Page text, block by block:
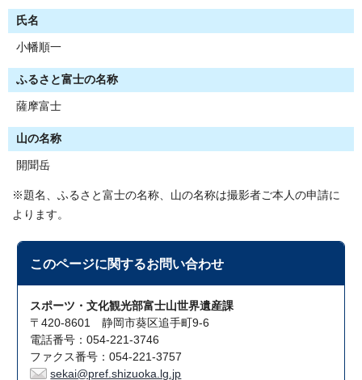
氏名
小幡順一
ふるさと富士の名称
薩摩富士
山の名称
開聞岳
※題名、ふるさと富士の名称、山の名称は撮影者ご本人の申請に
よります。
このページに関するお問い合わせ
スポーツ・文化観光部富士山世界遺産課
〒420-8601 静岡市葵区追手町9-6
電話番号：054-221-3746
ファクス番号：054-221-3757
sekai@pref.shizuoka.lg.jp